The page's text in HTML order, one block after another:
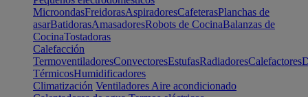
MicroondasFreidorasAspiradoresCafeterasPlanchas de
asarBatidorasAmasadoresRobots de CocinaBalanzas de
CocinaTostadoras
Calefacción
TermoventiladoresConvectoresEstufasRadiadoresCalefactores
TérmicosHumidificadores
Climatización Ventiladores Aire acondicionado